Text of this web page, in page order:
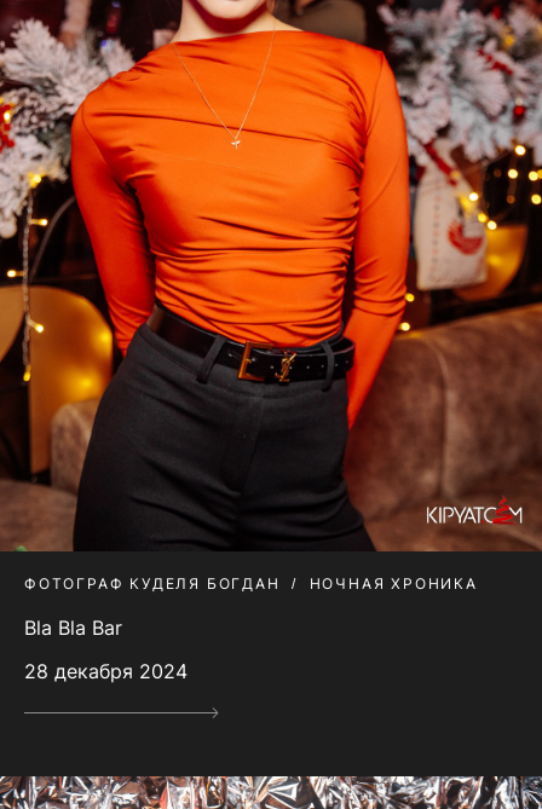
ФОТОГРАФ КУДЕЛЯ БОГДАН НОЧНАЯ ХРОНИКА
Bla Bla Bar
28 декабря 2024